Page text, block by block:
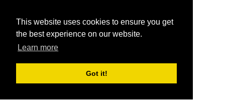
This website uses cookies to ensure you get
the best experience on our website.
Learn more
Got it!